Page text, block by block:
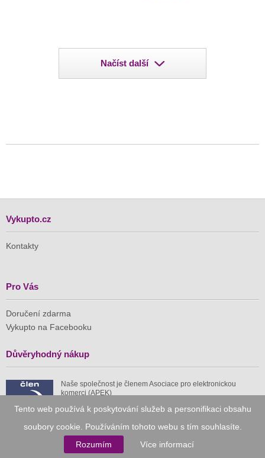
Tento web používá k poskytování služeb a personifikaci obsahu
soubory cookie. Používáním tohoto webu s tím souhlasíte.
Rozumím
Více informací
Načíst další
Vykupto.cz
Kontakty
Pro Vás
Doručení zdarma
Vykupto na Facebooku
Důvěryhodný nákup
Naše společnost je členem Asociace pro elektronickou
komerci (APEK)